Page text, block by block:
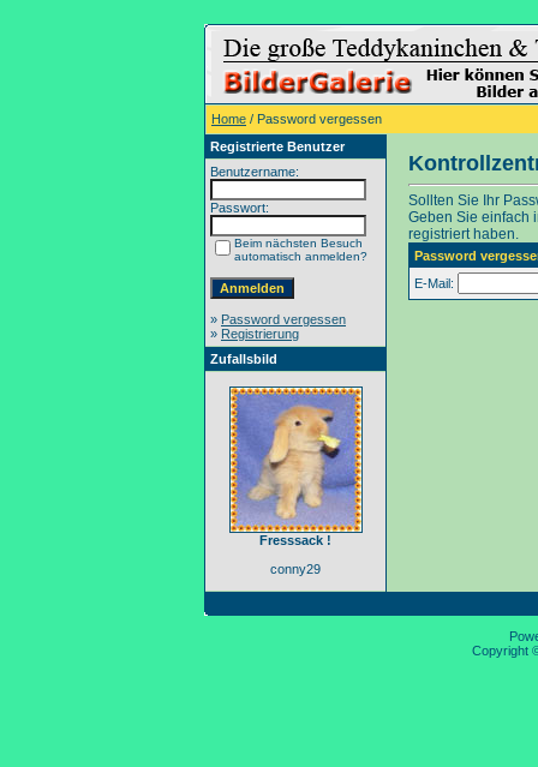
Home / Password vergessen
Registrierte Benutzer
Benutzername:
Passwort:
Beim nächsten Besuch
automatisch anmelden?
» Password vergessen
» Registrierung
Zufallsbild
Fresssack !
conny29
Sollten Sie Ihr
Geben Sie einfach
registriert haben.
Password
E-Mail:
Copyright